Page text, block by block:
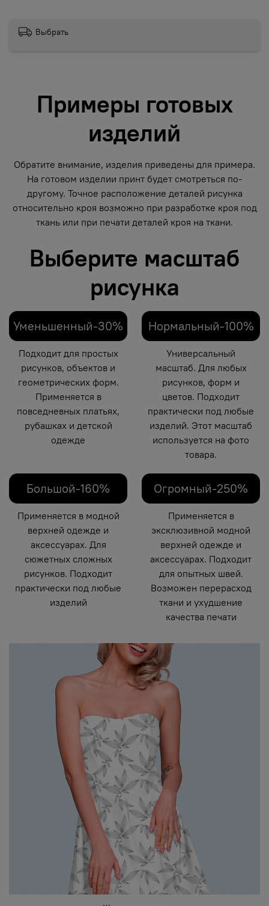
Выбрать
Примеры готовых
изделий
Обратите внимание, изделия приведены для примера.
На готовом изделии принт будет смотреться по-
другому. Точное расположение деталей рисунка
относительно кроя возможно при разработке кроя под
ткань или при печати деталей кроя на ткани.
Выберите масштаб
рисунка
Уменьшенный-30%
Подходит для простых
рисунков, объектов и
геометрических форм.
Применяется в
повседневных платьях,
рубашках и детской
одежде
Нормальный-100%
Универсальный
масштаб. Для любых
рисунков, форм и
цветов. Подходит
практически под любые
изделий. Этот масштаб
используется на фото
товара.
Большой-160%
Применяется в модной
верхней одежде и
аксессуарах. Для
сюжетных сложных
рисунков. Подходит
практически под любые
изделий
Огромный-250%
Применяется в
эксклюзивной модной
верхней одежде и
аксессуарах. Подходит
для опытных швей.
Возможен перерасход
ткани и ухудшение
качества печати